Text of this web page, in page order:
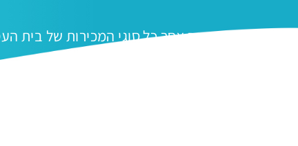
עקוב אחר כל סוגי המכירות של בית